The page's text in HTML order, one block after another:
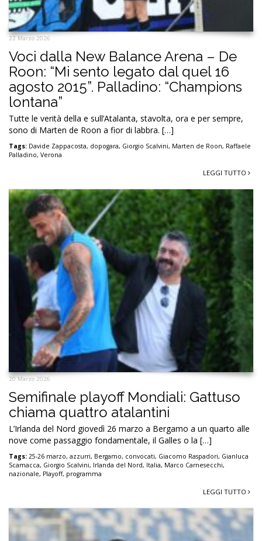
22 Marzo 2026
Voci dalla New Balance Arena – De
Roon: “Mi sento legato dal quel 16
agosto 2015”. Palladino: “Champions
lontana”
Tutte le verità della e sull’Atalanta, stavolta, ora e per sempre,
sono di Marten de Roon a fior di labbra. […]
Tags: Davide Zappacosta, dopogara, Giorgio Scalvini, Marten de Roon, Raffaele
Palladino, Verona
LEGGI TUTTO
20 Marzo 2026
Semifinale playoff Mondiali: Gattuso
chiama quattro atalantini
L’Irlanda del Nord giovedì 26 marzo a Bergamo a un quarto alle
nove come passaggio fondamentale, il Galles o la […]
Tags: 25-26 marzo, azzurri, Bergamo, convocati, Giacomo Raspadori, Gianluca
Scamacca, Giorgio Scalvini, Irlanda del Nord, Italia, Marco Carnesecchi,
nazionale, Playoff, programma
LEGGI TUTTO